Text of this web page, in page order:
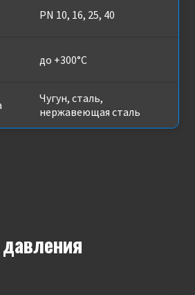
PN 10, 16, 25, 40
до +300°C
Чугун, сталь,
нержавеющая сталь